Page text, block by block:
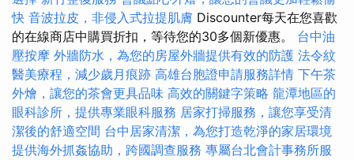
快 音波拉皮，非侵入式拉提肌膚 Discounter每天在您喜歡
的在線商店中購買折扣，等待您的30多個新優惠。 台中油
壓按摩 外牆防水，為您的房屋外牆提供有效的防護 法令紋
醫美療程，減少歲月痕跡 高雄台胞證申請服務詳情 下午茶
外燴，讓您的茶會更具品味 高效的關鍵字策略 龍潭地區的
眼科診所，提供專業眼科服務 居家打掃服務，讓您享受清
潔後的舒適空間 台中居家清潔，為您打造乾淨的家居環境
提供海外抓姦協助，跨國調查服務 專屬台北會計事務所服